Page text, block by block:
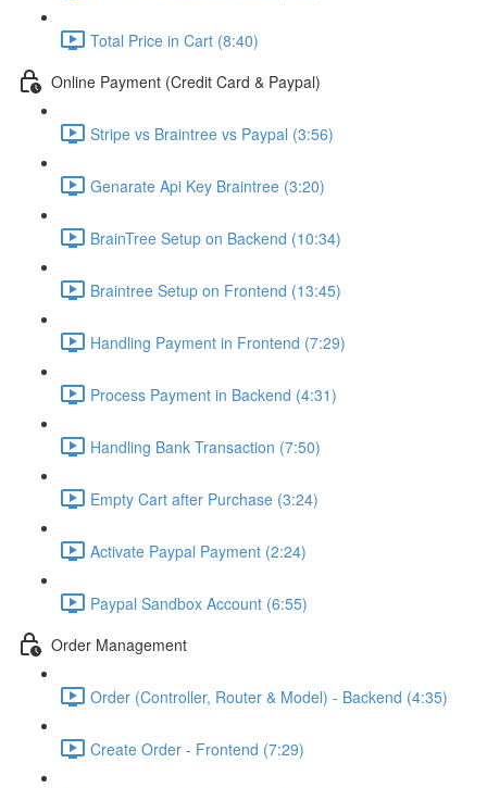
Total Price in Cart (8:40)
Online Payment (Credit Card & Paypal)
Stripe vs Braintree vs Paypal (3:56)
Genarate Api Key Braintree (3:20)
BrainTree Setup on Backend (10:34)
Braintree Setup on Frontend (13:45)
Handling Payment in Frontend (7:29)
Process Payment in Backend (4:31)
Handling Bank Transaction (7:50)
Empty Cart after Purchase (3:24)
Activate Paypal Payment (2:24)
Paypal Sandbox Account (6:55)
Order Management
Order (Controller, Router & Model) - Backend (4:35)
Create Order - Frontend (7:29)